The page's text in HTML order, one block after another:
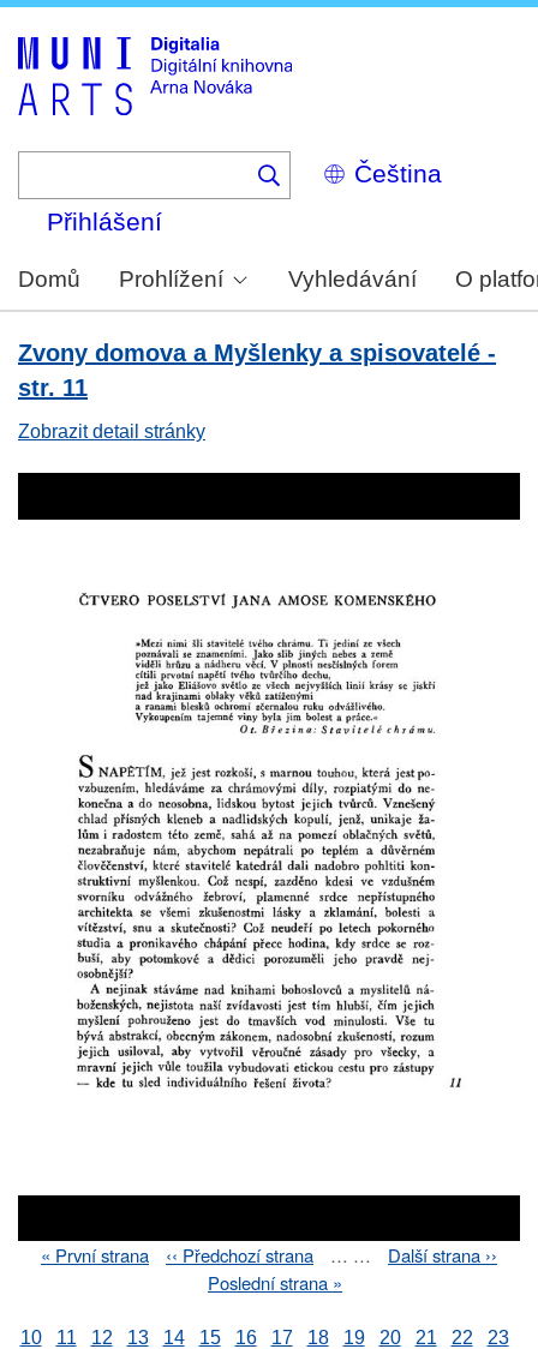
Select
your
Přihlášení
Domů Prohlížení Vyhledávání O
Zvony domova a Myšlenky a spisovatelé -
str. 11
Zobrazit detail stránky
First
« První strana
Previous
‹‹ Předchozí strana … …
Next
Další strana ››
Last
Poslední strana »
10 11 12 13 14 15 16 17 18 19 20 21 22
23